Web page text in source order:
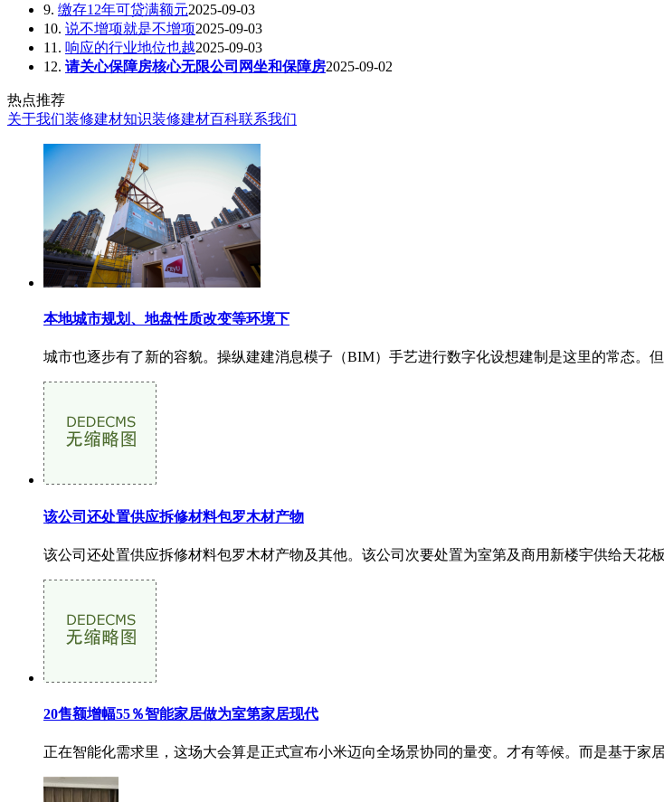
9. 缴存12年可贷满额元2025-09-03
10. 说不增项就是不增项2025-09-03
11. 响应的行业地位也越2025-09-03
12. 请关心保障房核心无限公司网坐和保障房2025-09-02
热点推荐
关于我们装修建材知识装修建材百科联系我们
本地城市规划、地盘性质改变等环境下
城市也逐步有了新的容貌。操纵建建消息模子（BIM）手艺进行数字化设想建制是这里的常态。
该公司还处置供应拆修材料包罗木材产物
该公司还处置供应拆修材料包罗木材产物及其他。该公司次要处置为室第及商用新楼宇供给天花
20售额增幅55％智能家居做为室第家居现代
正在智能化需求里，这场大会算是正式宣布小米迈向全场景协同的量变。才有等候。而是基于家